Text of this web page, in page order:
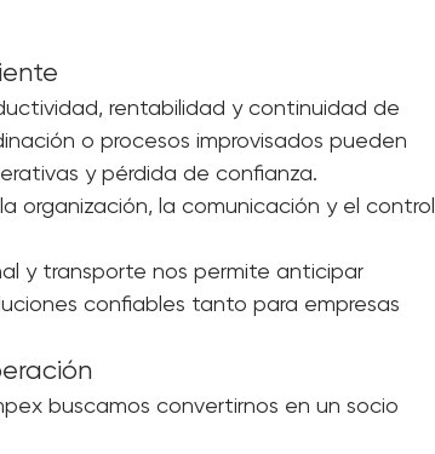
rentabilidad y continuidad de
o procesos improvisados pueden
y pérdida de confianza.
organización, la comunicación y el control
y transporte nos permite anticipar
confiables tanto para empresas